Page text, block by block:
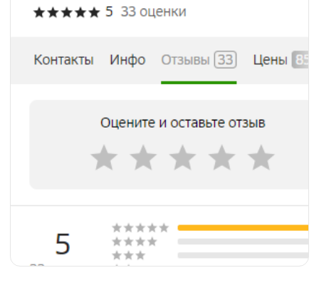
Новая эра на карте Санкт‑Петербурга —